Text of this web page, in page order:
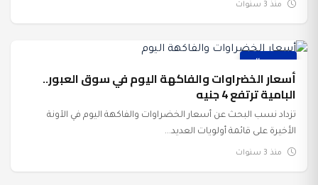
منذ 3 سنوات
عرب وعالم
أسعار الخضراوات والفاكهة اليوم في سوق العبور..
البامية ترتفع 4 جنيه
تزداد نسب البحث عن أسعار الخضراوات والفاكهة اليوم في الآونة
الأخيرة على قائمة أولويات العديد...
منذ 3 سنوات